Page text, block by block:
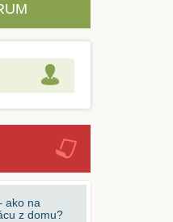
ako na
z domu?